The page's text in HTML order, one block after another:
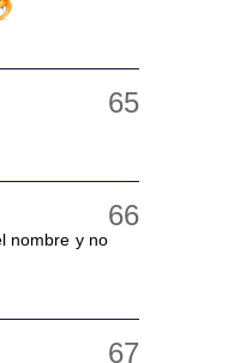
nombre y no